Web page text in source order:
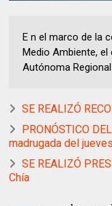
E n el marco de la
Medio Ambiente,
Autónoma
SE REALIZÓ
PRONÓSTICO
madrugada del
SE REALIZÓ
Chía